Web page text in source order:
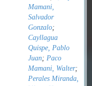
Mamani,
Salvador
Gonzalo;
Cayllagua
Quispe, Pablo
Juan; Paco
Mamani, Walter;
Perales Miranda,